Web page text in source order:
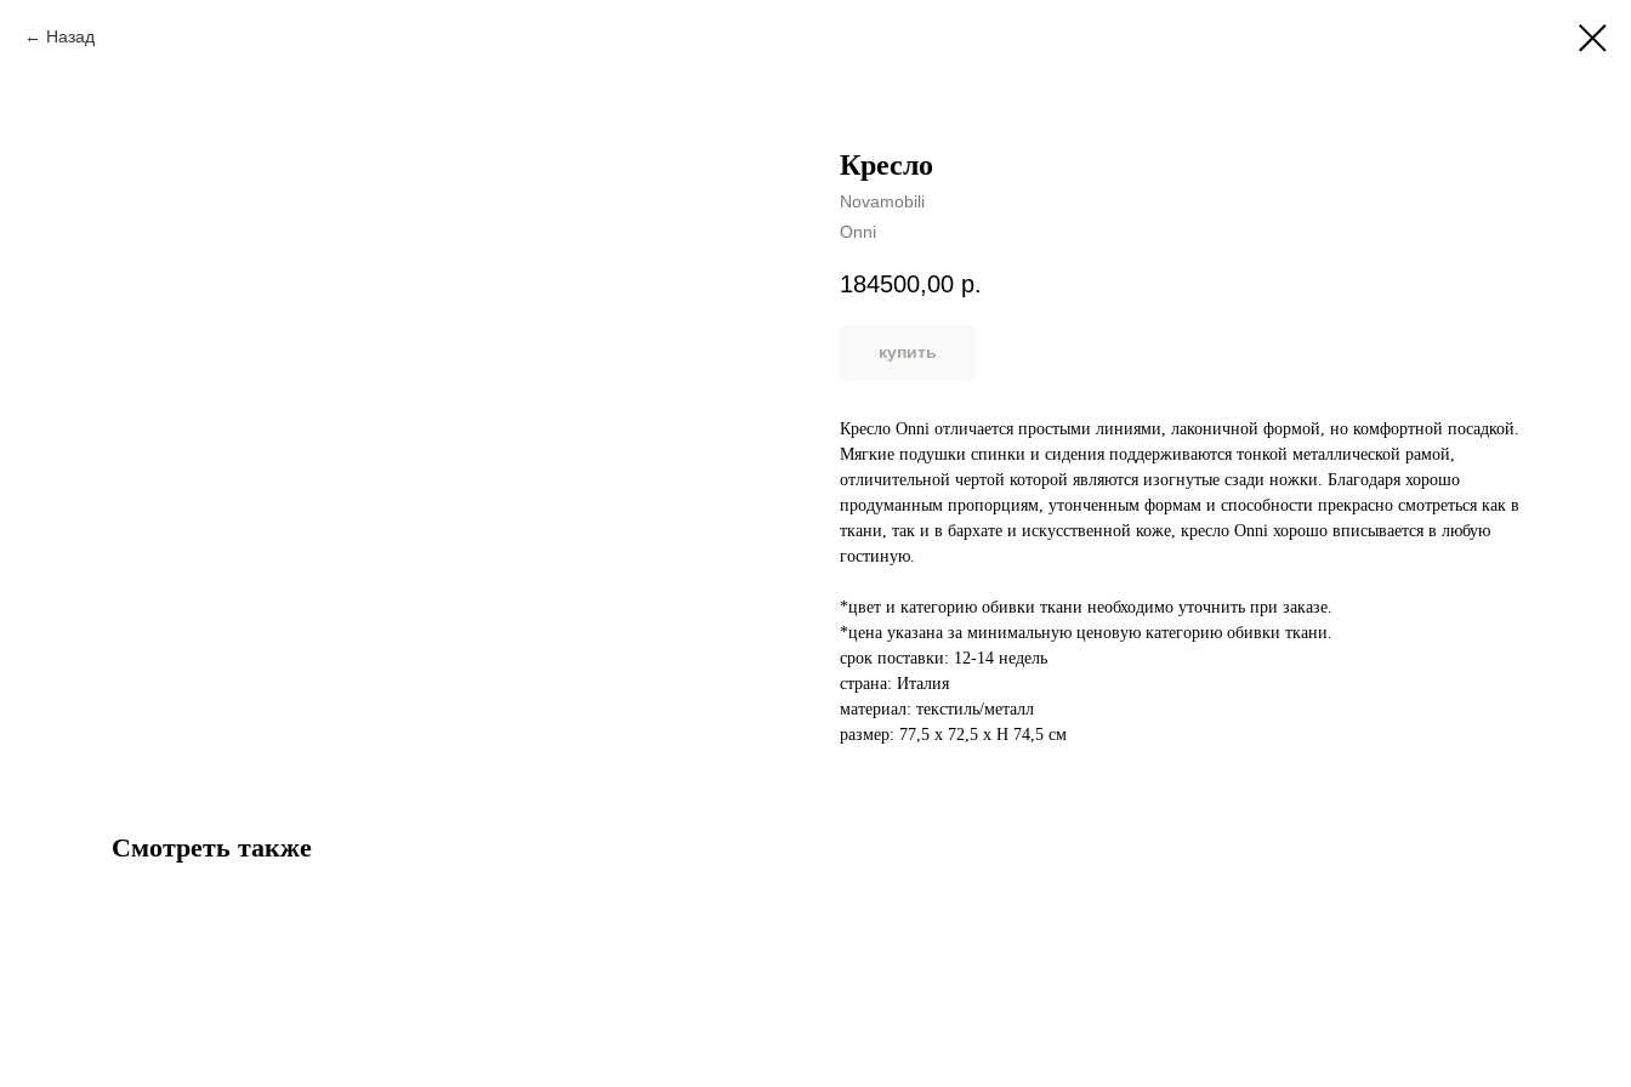
Назад
Кресло
Novamobili
Onni
184500,00 р.
купить
Кресло Onni отличается простыми линиями, лаконичной формой, но комфортной посадкой.
Мягкие подушки спинки и сидения поддерживаются тонкой металлической рамой,
отличительной чертой которой являются изогнутые сзади ножки. Благодаря хорошо
продуманным пропорциям, утонченным формам и способности прекрасно смотреться как в
ткани, так и в бархате и искусственной коже, кресло Onni хорошо вписывается в любую
гостиную.
*цвет и категорию обивки ткани необходимо уточнить при заказе.
*цена указана за минимальную ценовую категорию обивки ткани.
срок поставки: 12-14 недель
страна: Италия
материал: текстиль/металл
размер: 77,5 х 72,5 х H 74,5 см
Смотреть также